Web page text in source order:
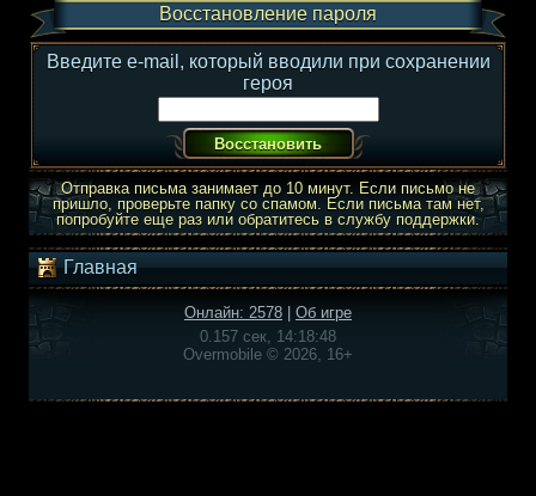
Восстановление пароля
Введите e-mail, который вводили при сохранении
героя
Отправка письма занимает до 10 минут. Если письмо не
пришло, проверьте папку со спамом. Если письма там нет,
попробуйте еще раз или обратитесь в службу поддержки.
Главная
Онлайн: 2578
Об игре
0.157 сек, 14:18:48
Overmobile © 2026, 16+